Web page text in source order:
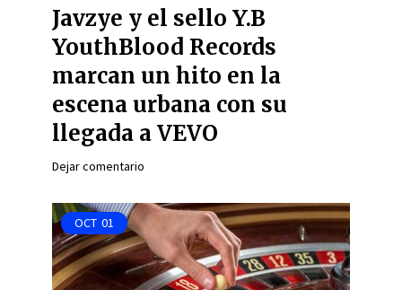
Javzye y el sello Y.B
YouthBlood Records
marcan un hito en la
escena urbana con su
llegada a VEVO
Dejar comentario
OCT 01